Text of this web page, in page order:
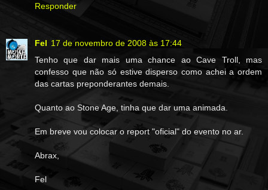
Responder
Fel 17 de novembro de 2008 às 17:44
Tenho que dar mais uma chance ao Cave Troll, mas
confesso que não só estive disperso como achei a ordem
das cartas preponderantes demais.
Quanto ao Stone Age, tinha que dar uma animada.
Em breve vou colocar o report "oficial" do evento no ar.
Abrax,
Fel